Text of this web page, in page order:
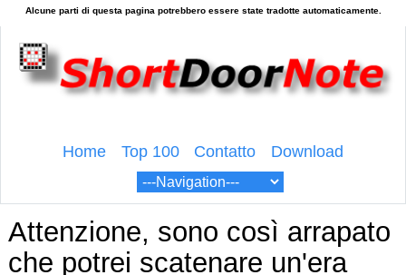
Home Top 100 Contatto Download
Attenzione, sono così arrapato
che potrei scatenare un'era